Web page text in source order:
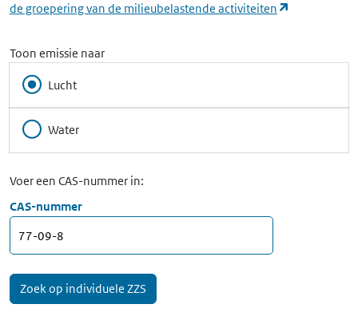
de groepering van de milieubelastende activiteiten
Toon emissie naar
Lucht
Water
Voer een CAS-nummer in:
CAS-nummer